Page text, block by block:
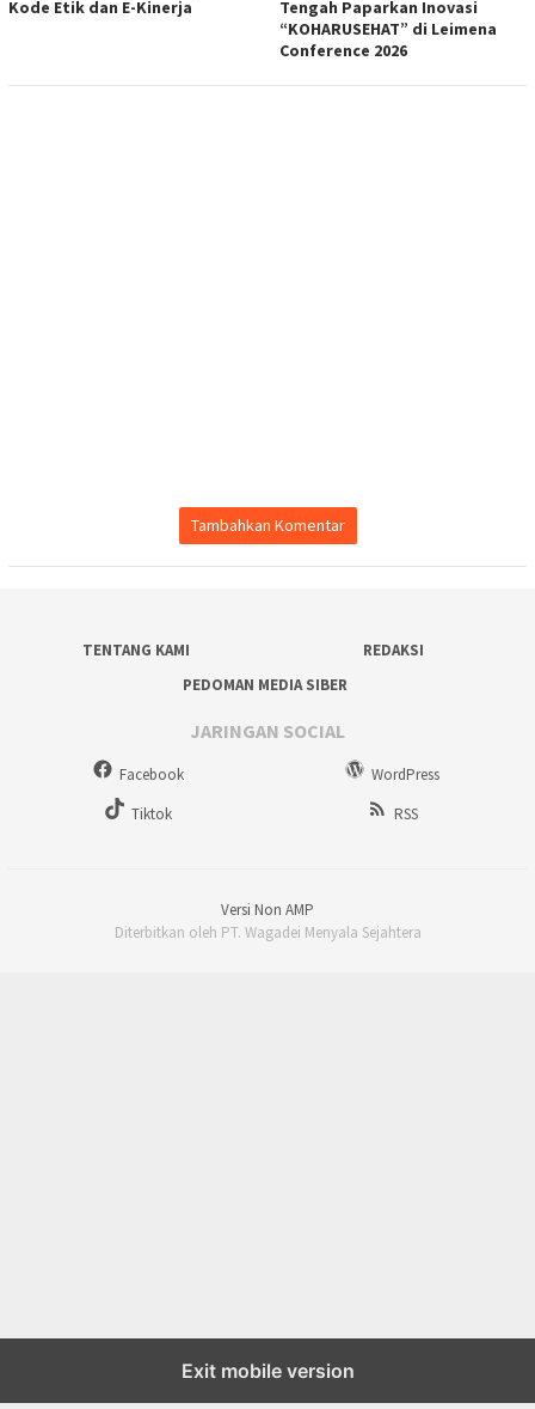
Kode Etik dan E-Kinerja
Tengah Paparkan Inovasi
“KOHARUSEHAT” di Leimena
Conference 2026
Tambahkan Komentar
TENTANG KAMI
REDAKSI
PEDOMAN MEDIA SIBER
JARINGAN SOCIAL
Facebook
WordPress
Tiktok
RSS
Versi Non AMP
Diterbitkan oleh PT. Wagadei Menyala Sejahtera
Exit mobile version